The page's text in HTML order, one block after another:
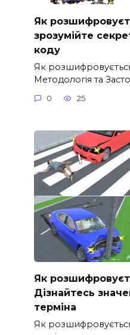
Як
зрозумійте
коду
Як
Методологія та
0 25
Як
Дізнайтесь
терміна
Як